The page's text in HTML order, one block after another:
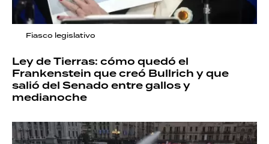
Fiasco legislativo
Ley de Tierras: cómo quedó el
Frankenstein que creó Bullrich y que
salió del Senado entre gallos y
medianoche